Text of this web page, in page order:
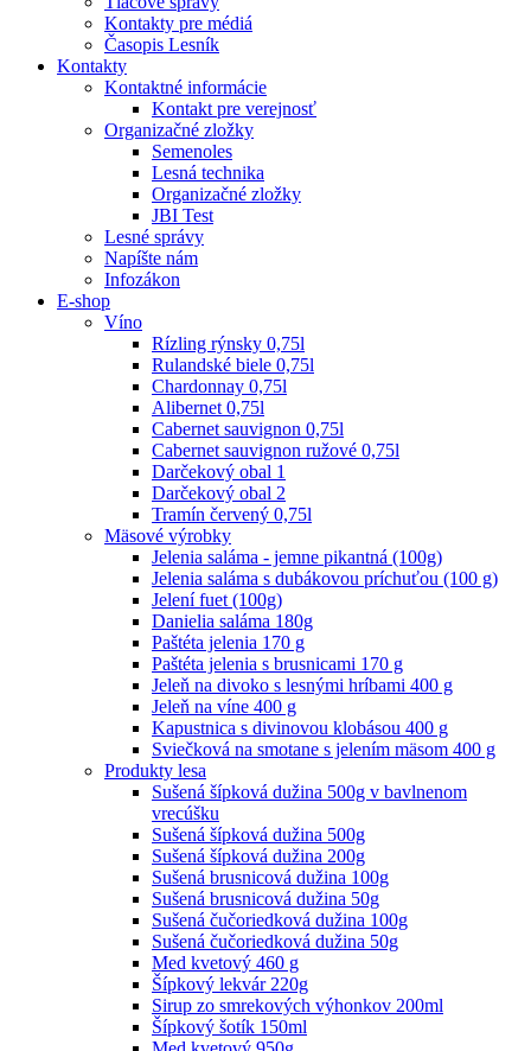
Kontakty pre médiá
Časopis Lesník
Kontakty
Kontaktné informácie
Kontakt pre verejnosť
Organizačné zložky
Semenoles
Lesná technika
Organizačné zložky
JBI Test
Lesné správy
Napíšte nám
Infozákon
E-shop
Víno
Rízling rýnsky 0,75l
Rulandské biele 0,75l
Chardonnay 0,75l
Alibernet 0,75l
Cabernet sauvignon 0,75l
Cabernet sauvignon ružové 0,75l
Darčekový obal 1
Darčekový obal 2
Tramín červený 0,75l
Mäsové výrobky
Jelenia saláma - jemne pikantná (100g)
Jelenia saláma s dubákovou príchuťou (100 g)
Jelení fuet (100g)
Danielia saláma 180g
Paštéta jelenia 170 g
Paštéta jelenia s brusnicami 170 g
Jeleň na divoko s lesnými hríbami 400 g
Jeleň na víne 400 g
Kapustnica s divinovou klobásou 400 g
Sviečková na smotane s jelením mäsom 400 g
Produkty lesa
Sušená šípková dužina 500g v bavlnenom
vrecúšku
Sušená šípková dužina 500g
Sušená šípková dužina 200g
Sušená brusnicová dužina 100g
Sušená brusnicová dužina 50g
Sušená čučoriedková dužina 100g
Sušená čučoriedková dužina 50g
Med kvetový 460 g
Šípkový lekvár 220g
Sirup zo smrekových výhonkov 200ml
Šípkový šotík 150ml